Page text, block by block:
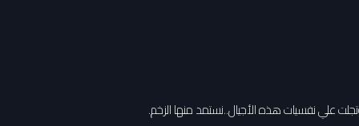
علي نفسيات هذه الأجيال..نستمد منها الزخم.